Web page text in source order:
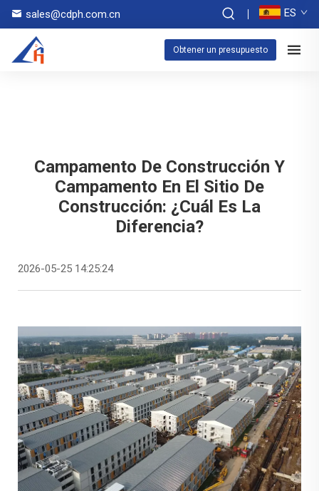
sales@cdph.com.cn ES
Obtener un presupuesto
Campamento De Construcción Y
Campamento En El Sitio De
Construcción: ¿Cuál Es La
Diferencia?
2026-05-25 14:25:24